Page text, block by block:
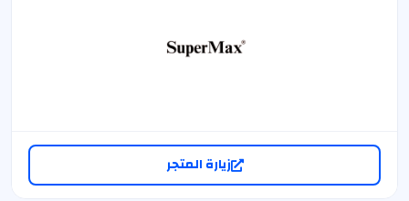
زيارة المتجر